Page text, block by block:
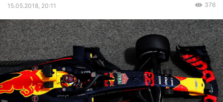
15.05.2018, 20:11 376